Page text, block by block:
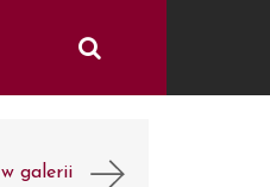
w galerii